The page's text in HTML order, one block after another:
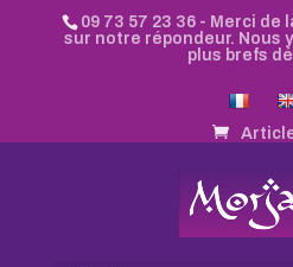
09 73 57 23 36- Merci de
sur notre répondeur. Nous
plus brefs